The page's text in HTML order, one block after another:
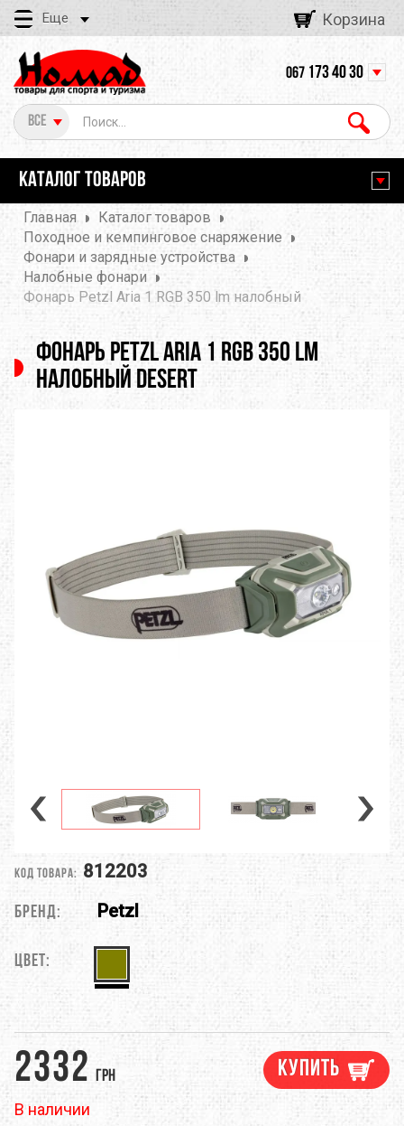
Еще Корзина
Все
067 173 40 30
КАТАЛОГ ТОВАРОВ
Главная
Каталог товаров
Походное и кемпинговое снаряжение
Фонари и зарядные устройства
Налобные фонари
Фонарь Petzl Aria 1 RGB 350 lm налобный
Фонарь Petzl Aria 1 RGB 350 lm
налобный desert
Код товара: 812203
Бренд: Petzl
Цвет:
2332 грн
В наличии
Купить